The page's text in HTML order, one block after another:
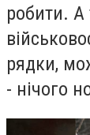
робити. А
рядки,
- нічого